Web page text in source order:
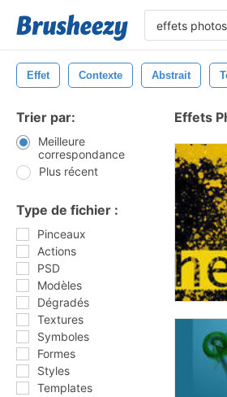
Effet Contexte Abstrait
Trier par:
Meilleure
correspondance
Plus récent
Type de fichier :
Pinceaux
Actions
PSD
Modèles
Dégradés
Textures
Symboles
Formes
Styles
Templates
Effets